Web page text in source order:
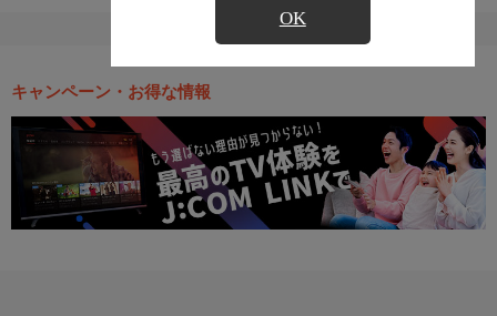
OK
キャンペーン・お得な情報